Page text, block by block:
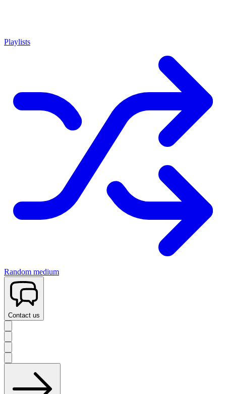
Playlists
Random medium
Contact us